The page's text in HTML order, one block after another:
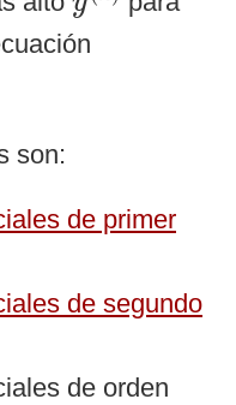
son:
de primer
de segundo
de orden